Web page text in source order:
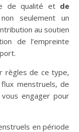
de qualité et de
seulement un
au soutien
de l’empreinte
règles de ce type,
menstruels, de
engager pour
en période